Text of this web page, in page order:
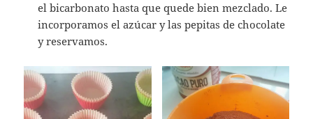
el bicarbonato hasta que quede bien mezclado. Le
incorporamos el azúcar y las pepitas de chocolate
y reservamos.